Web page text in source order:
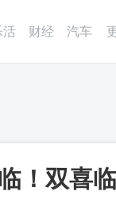
活 财经 汽车
！双喜